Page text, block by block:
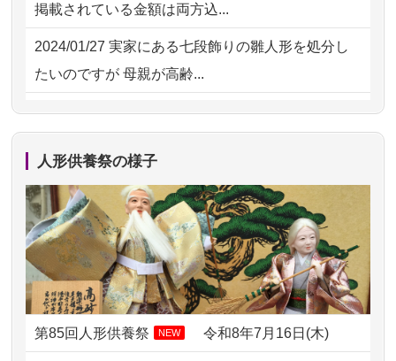
ただけそう...
2026/07/13 遠方からでもご依頼出来る点と申込ま
での方法が...
2026/07/10家から近かったので。
2026/07/08誰も住んでいない実家の片付けを始め
ました。 ...
2026/07/069年間自由が丘店を見守ってくれてあり
がとう。
2026/07/05しっかりとお人形たちの供養をしてい
掲載されている金額は両方込...
2024/01/27 実家にある七段飾りの雛人形を処分し
たいのですが 母親が高齢...
2024/01/13剥製の供養・処分をお願いできます
ですが？
2024/01/13お雛様のセットを供養・処分したいの
ですが、お雛様とお内裏様だ...
2024/01/13供養申込みの後、供養祭までお人形は
どうなってるのですか？
人形供養祭の様子
第85回人形供養祭 NEW 令和8年7月16日(木)